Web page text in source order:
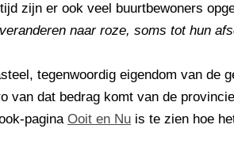
zijn er ook veel buurtbewoners
naar roze, soms tot hun
tegenwoordig eigendom van de
van dat bedrag komt van de
pagina Ooit en Nu is te zien hoe